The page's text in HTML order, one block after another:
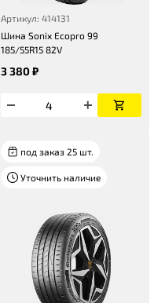
Артикул: 414131
Шина Sonix Ecopro 99
185/55R15 82V
3 380 ₽
под заказ 25 шт.
Уточнить наличие